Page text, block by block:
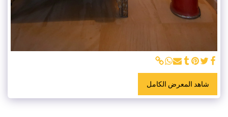
شاهد المعرض الكامل